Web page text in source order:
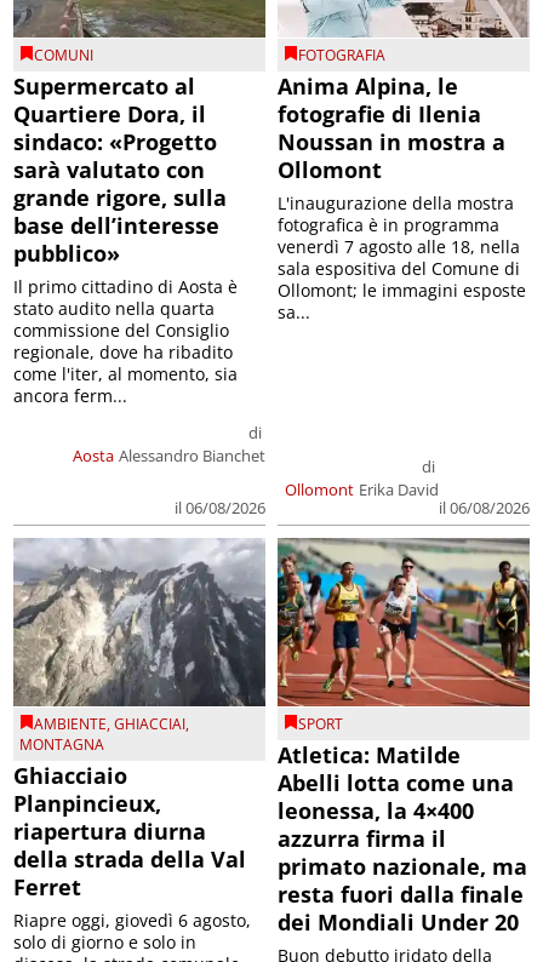
COMUNI
Supermercato al
Quartiere Dora, il
sindaco: «Progetto
sarà valutato con
grande rigore, sulla
base dell’interesse
pubblico»
Aosta
di
Alessandro Bianchet
il 06/08/2026
Il primo cittadino di Aosta è
stato audito nella quarta
commissione del Consiglio
regionale, dove ha ribadito
come l'iter, al momento, sia
ancora ferm...
FOTOGRAFIA
Anima Alpina, le
fotografie di Ilenia
Noussan in mostra a
Ollomont
Ollomont
di
Erika David
il 06/08/2026
L'inaugurazione della mostra
fotografica è in programma
venerdì 7 agosto alle 18, nella
sala espositiva del Comune di
Ollomont; le immagini esposte
sa...
AMBIENTE,GHIACCIAI,
MONTAGNA
Ghiacciaio
Planpincieux,
riapertura diurna
della strada della Val
Ferret
Riapre oggi, giovedì 6 agosto,
solo di giorno e solo in
SPORT
Atletica: Matilde
Abelli lotta come una
leonessa, la 4×400
azzurra firma il
primato nazionale, ma
resta fuori dalla finale
dei Mondiali Under 20
Buon debutto iridato della